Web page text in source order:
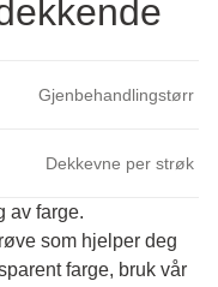
Gjenbehandlingstørr
Dekkevne per strøk
av farge.
som hjelper deg
farge, bruk vår